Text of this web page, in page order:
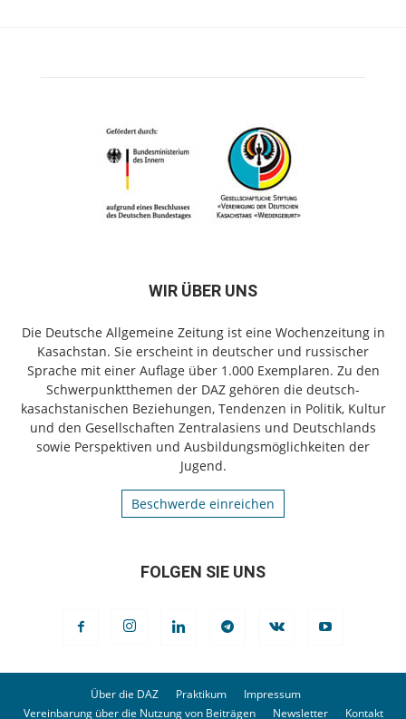
WIR ÜBER UNS
Die Deutsche Allgemeine Zeitung ist eine Wochenzeitung in
Kasachstan. Sie erscheint in deutscher und russischer
Sprache mit einer Auflage über 1.000 Exemplaren. Zu den
Schwerpunktthemen der DAZ gehören die deutsch-
kasachstanischen Beziehungen, Tendenzen in Politik, Kultur
und den Gesellschaften Zentralasiens und Deutschlands
sowie Perspektiven und Ausbildungsmöglichkeiten der
Jugend.
Beschwerde einreichen
FOLGEN SIE UNS
Über die DAZ Praktikum
Impressum
Vereinbarung über die Nutzung von Beiträgen
Newsletter Kontakt